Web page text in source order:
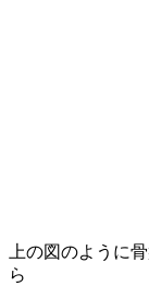
上の図のように
ら